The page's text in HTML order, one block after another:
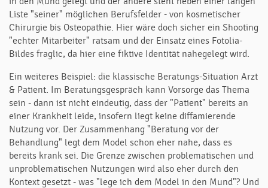
Liste "seiner" möglichen Berufsfelder - von kosmetischer
Chirurgie bis Osteopathie. Hier wäre doch sicher ein Shooting
"echter Mitarbeiter" ratsam und der Einsatz eines Fotolia-
Bildes fraglic, da hier eine fiktive Identität nahegelegt wird.
Ein weiteres Beispiel: die klassische Beratungs-Situation Arzt
& Patient. Im Beratungsgespräch kann Vorsorge das Thema
sein - dann ist nicht eindeutig, dass der "Patient" bereits an
einer Krankheit leide, insofern liegt keine diffamierende
Nutzung vor. Der Zusammenhang "Beratung vor der
Behandlung" legt dem Model schon eher nahe, dass es
bereits krank sei. Die Grenze zwischen problematischen und
unproblematischen Nutzungen wird also eher durch den
Kontext gesetzt - was "lege ich dem Model in den Mund"? Und